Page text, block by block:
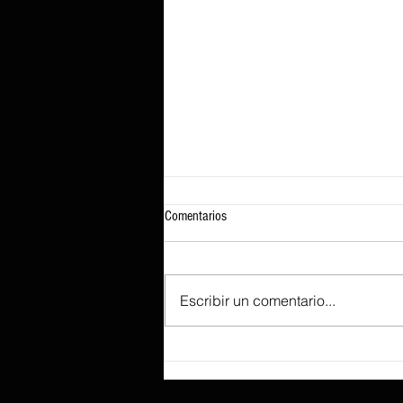
Comentarios
Escribir un comentario...